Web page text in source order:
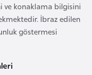
ve konaklama bilgisini
İbraz edilen
göstermesi